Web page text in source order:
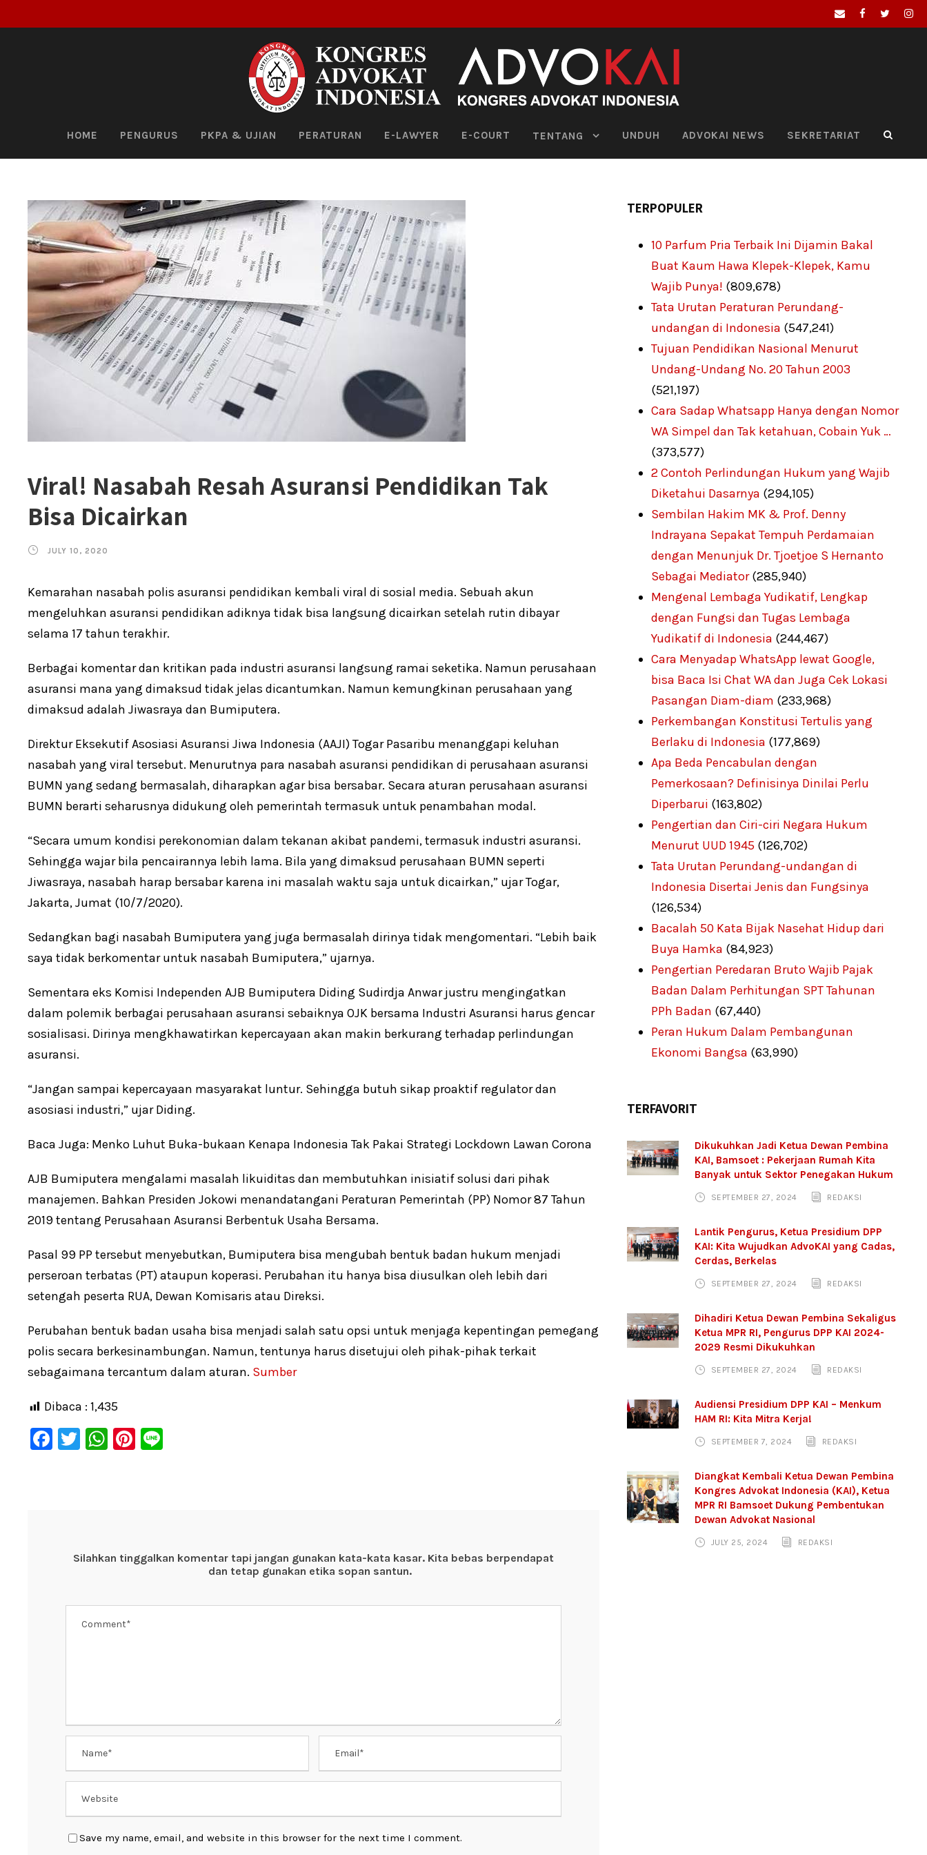
HOME PENGURUS PKPA & UJIAN PERATURAN E-LAWYER E-COURT TENTANG UNDUH ADVOKAI NEWS SEKRETARIAT
Viral! Nasabah Resah Asuransi Pendidikan Tak
Bisa Dicairkan
JULY 10, 2020
Kemarahan nasabah polis asuransi pendidikan kembali viral di sosial media. Sebuah akun
mengeluhkan asuransi pendidikan adiknya tidak bisa langsung dicairkan setelah rutin dibayar
selama 17 tahun terakhir.
Berbagai komentar dan kritikan pada industri asuransi langsung ramai seketika. Namun perusahaan
asuransi mana yang dimaksud tidak jelas dicantumkan. Namun kemungkinan perusahaan yang
dimaksud adalah Jiwasraya dan Bumiputera.
Direktur Eksekutif Asosiasi Asuransi Jiwa Indonesia (AAJI) Togar Pasaribu menanggapi keluhan
nasabah yang viral tersebut. Menurutnya para nasabah asuransi pendidikan di perusahaan asuransi
BUMN yang sedang bermasalah, diharapkan agar bisa bersabar. Secara aturan perusahaan asuransi
BUMN berarti seharusnya didukung oleh pemerintah termasuk untuk penambahan modal.
“Secara umum kondisi perekonomian dalam tekanan akibat pandemi, termasuk industri asuransi.
Sehingga wajar bila pencairannya lebih lama. Bila yang dimaksud perusahaan BUMN seperti
Jiwasraya, nasabah harap bersabar karena ini masalah waktu saja untuk dicairkan,” ujar Togar,
Jakarta, Jumat (10/7/2020).
Sedangkan bagi nasabah Bumiputera yang juga bermasalah dirinya tidak mengomentari. “Lebih baik
saya tidak berkomentar untuk nasabah Bumiputera,” ujarnya.
Sementara eks Komisi Independen AJB Bumiputera Diding Sudirdja Anwar justru mengingatkan
dalam polemik berbagai perusahaan asuransi sebaiknya OJK bersama Industri Asuransi harus gencar
sosialisasi. Dirinya mengkhawatirkan kepercayaan akan makin berkurang terhadap perlindungan
asuransi.
“Jangan sampai kepercayaan masyarakat luntur. Sehingga butuh sikap proaktif regulator dan
asosiasi industri,” ujar Diding.
Baca Juga: Menko Luhut Buka-bukaan Kenapa Indonesia Tak Pakai Strategi Lockdown Lawan Corona
AJB Bumiputera mengalami masalah likuiditas dan membutuhkan inisiatif solusi dari pihak
manajemen. Bahkan Presiden Jokowi menandatangani Peraturan Pemerintah (PP) Nomor 87 Tahun
2019 tentang Perusahaan Asuransi Berbentuk Usaha Bersama.
Pasal 99 PP tersebut menyebutkan, Bumiputera bisa mengubah bentuk badan hukum menjadi
perseroan terbatas (PT) ataupun koperasi. Perubahan itu hanya bisa diusulkan oleh lebih dari
setengah peserta RUA, Dewan Komisaris atau Direksi.
Perubahan bentuk badan usaha bisa menjadi salah satu opsi untuk menjaga kepentingan pemegang
polis secara berkesinambungan. Namun, tentunya harus disetujui oleh pihak-pihak terkait
sebagaimana tercantum dalam aturan. Sumber
Dibaca : 1,435
F
T
W Pi
Silahkan tinggalkan komentar tapi jangan gunakan kata-kata kasar. Kita bebas berpendapat
dan tetap gunakan etika sopan santun.
Save my name, email, and website in this browser for the next time I comment.
TERPOPULER
10 Parfum Pria Terbaik Ini Dijamin Bakal
Buat Kaum Hawa Klepek-Klepek, Kamu
Wajib Punya! (809,678)
Tata Urutan Peraturan Perundang-
undangan di Indonesia (547,241)
Tujuan Pendidikan Nasional Menurut
Undang-Undang No. 20 Tahun 2003
(521,197)
Cara Sadap Whatsapp Hanya dengan Nomor
WA Simpel dan Tak ketahuan, Cobain Yuk …
(373,577)
2 Contoh Perlindungan Hukum yang Wajib
Diketahui Dasarnya (294,105)
Sembilan Hakim MK & Prof. Denny
Indrayana Sepakat Tempuh Perdamaian
dengan Menunjuk Dr. Tjoetjoe S Hernanto
Sebagai Mediator (285,940)
Mengenal Lembaga Yudikatif, Lengkap
dengan Fungsi dan Tugas Lembaga
Yudikatif di Indonesia (244,467)
Cara Menyadap WhatsApp lewat Google,
bisa Baca Isi Chat WA dan Juga Cek Lokasi
Pasangan Diam-diam (233,968)
Perkembangan Konstitusi Tertulis yang
Berlaku di Indonesia (177,869)
Apa Beda Pencabulan dengan
Pemerkosaan? Definisinya Dinilai Perlu
Diperbarui (163,802)
Pengertian dan Ciri-ciri Negara Hukum
Menurut UUD 1945 (126,702)
Tata Urutan Perundang-undangan di
Indonesia Disertai Jenis dan Fungsinya
(126,534)
Bacalah 50 Kata Bijak Nasehat Hidup dari
Buya Hamka (84,923)
Pengertian Peredaran Bruto Wajib Pajak
Badan Dalam Perhitungan SPT Tahunan
PPh Badan (67,440)
Peran Hukum Dalam Pembangunan
Ekonomi Bangsa (63,990)
TERFAVORIT
Dikukuhkan Jadi Ketua Dewan Pembina
KAI, Bamsoet : Pekerjaan Rumah Kita
Banyak untuk Sektor Penegakan Hukum
SEPTEMBER 27, 2024 REDAKSI
Lantik Pengurus, Ketua Presidium DPP
KAI: Kita Wujudkan AdvoKAI yang Cadas,
Cerdas, Berkelas
SEPTEMBER 27, 2024 REDAKSI
Dihadiri Ketua Dewan Pembina Sekaligus
Ketua MPR RI, Pengurus DPP KAI 2024-
2029 Resmi Dikukuhkan
SEPTEMBER 27, 2024 REDAKSI
Audiensi Presidium DPP KAI – Menkum
HAM RI: Kita Mitra Kerja!
SEPTEMBER 7, 2024 REDAKSI
Diangkat Kembali Ketua Dewan Pembina
Kongres Advokat Indonesia (KAI), Ketua
MPR RI Bamsoet Dukung Pembentukan
Dewan Advokat Nasional
JULY 25, 2024 REDAKSI